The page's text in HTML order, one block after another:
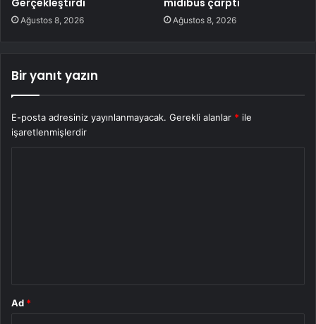
Gerçekleştirdi
Ağustos 8, 2026
midibüs çarptı
Ağustos 8, 2026
Bir yanıt yazın
E-posta adresiniz yayınlanmayacak. Gerekli alanlar * ile
işaretlenmişlerdir
Ad *